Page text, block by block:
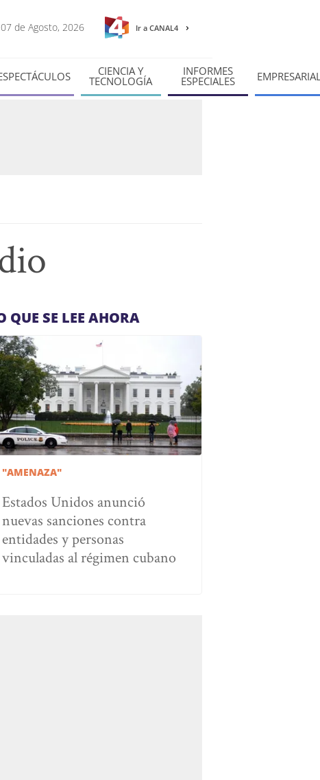
07 de Agosto, 2026 Ir a CANAL4
CIENCIA Y
TECNOLOGÍA
INFORMES
ESPECIALES
QUE SE LEE AHORA
"AMENAZA"
Estados Unidos anunció
nuevas sanciones contra
entidades y personas
vinculadas al régimen cubano